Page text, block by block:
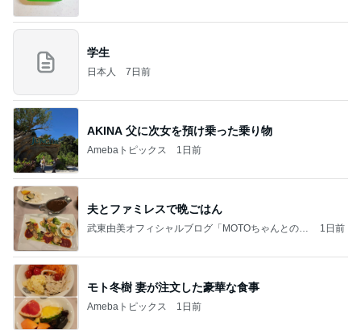
学生
日本人 7日前
AKINA 父に次女を預け乗った乗り物
Amebaトピックス 1日前
夫とファミレスで晩ごはん
武東由美オフィシャルブログ「MOTOちゃんとのは
1日前
モト冬樹 妻が注文した豪華な食事
Amebaトピックス 1日前